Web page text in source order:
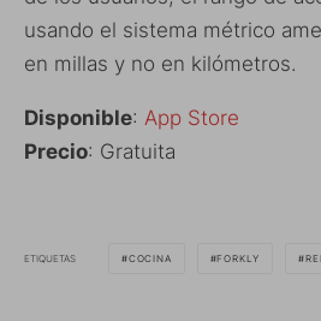
usando el sistema métrico
en millas y no en kilómetros.
Disponible: App Store
Precio: Gratuita
ETIQUETAS COCINA FORKLY